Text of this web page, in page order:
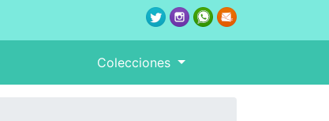
Colecciones